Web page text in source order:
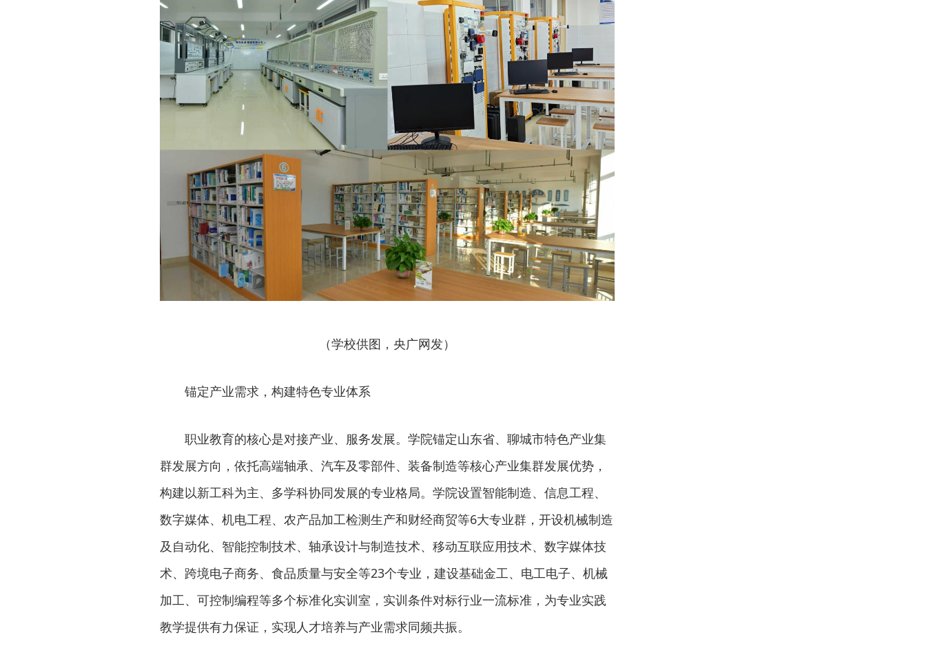
（学校供图，央广网发）
锚定产业需求，构建特色专业体系
职业教育的核心是对接产业、服务发展。学院锚定山东省、聊城市特色产业集
群发展方向，依托高端轴承、汽车及零部件、装备制造等核心产业集群发展优势，
构建以新工科为主、多学科协同发展的专业格局。学院设置智能制造、信息工程、
数字媒体、机电工程、农产品加工检测生产和财经商贸等6大专业群，开设机械制造
及自动化、智能控制技术、轴承设计与制造技术、移动互联应用技术、数字媒体技
术、跨境电子商务、食品质量与安全等23个专业，建设基础金工、电工电子、机械
加工、可控制编程等多个标准化实训室，实训条件对标行业一流标准，为专业实践
教学提供有力保证，实现人才培养与产业需求同频共振。